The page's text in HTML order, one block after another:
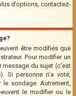
d’options, contactez-
être modifiés que
Pour modifier un
du sujet (c’est
Si personne n’a voté,
le sondage. Autrement,
le modifier ou le